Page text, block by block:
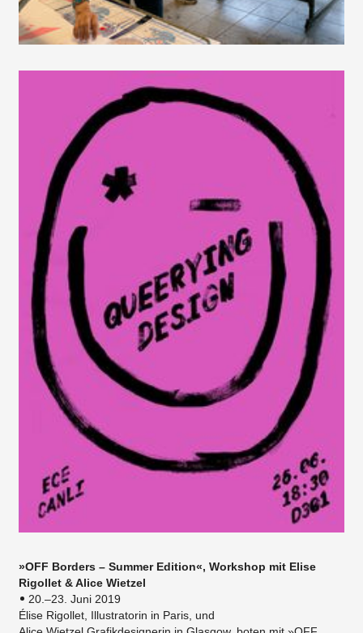
»OFF Borders – Summer Edition«, Workshop mit Elise
Rigollet & Alice Wietzel
20.–23. Juni 2019
Élise Rigollet, Illustratorin in Paris, und